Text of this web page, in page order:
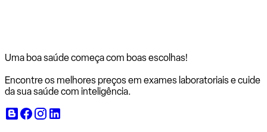
Uma boa saúde começa com boas escolhas!
Encontre os melhores preços em exames laboratoriais e cuide
da sua saúde com inteligência.